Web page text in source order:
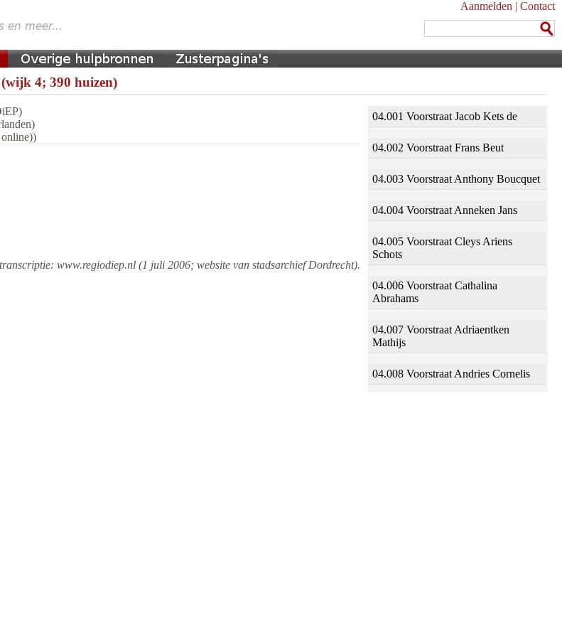
Aanmelden | Contact
4; 390 huizen)
04.001 Voorstraat Jacob Kets de
04.002 Voorstraat Frans Beut
04.003 Voorstraat Anthony Boucquet
04.004 Voorstraat Anneken Jans
04.005 Voorstraat Cleys Ariens
Schots
04.006 Voorstraat Cathalina
Abrahams
04.007 Voorstraat Adriaentken
Mathijs
04.008 Voorstraat Andries Cornelis
www.regiodiep.nl (1 juli 2006; website van stadsarchief Dordrecht).